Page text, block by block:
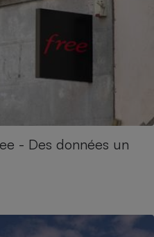
- Des données un